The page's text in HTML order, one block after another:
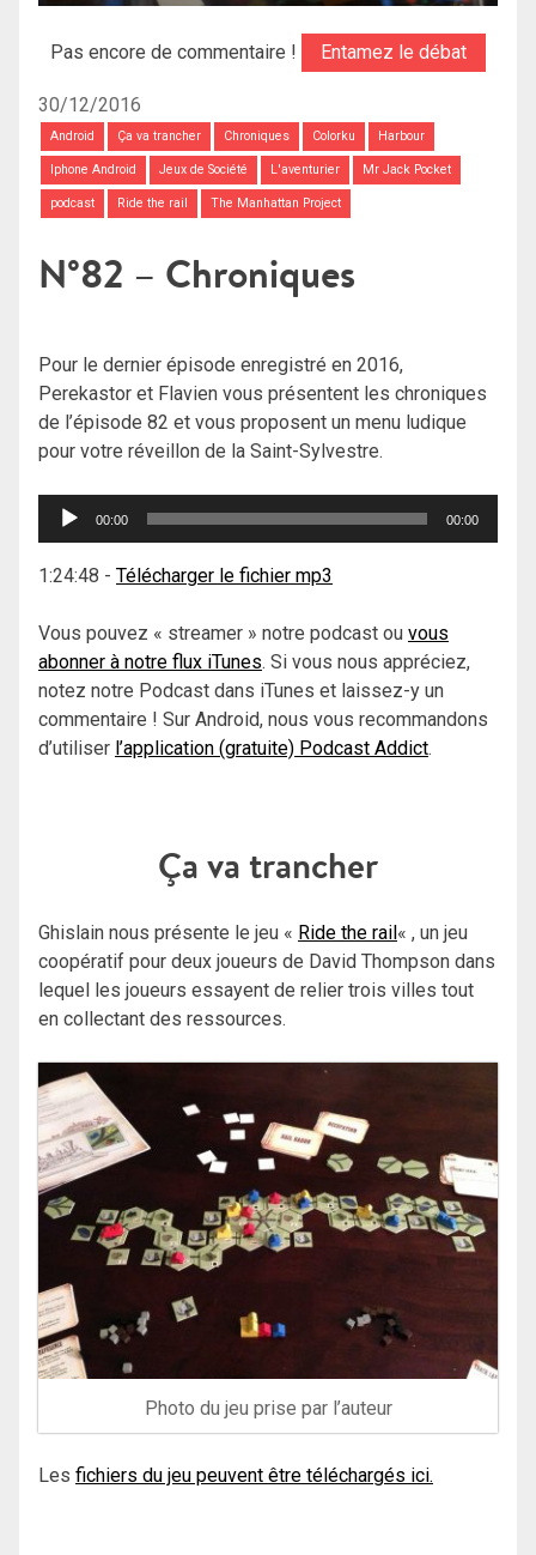
Pas encore de commentaire ! Entamez le débat
30/12/2016
Android Ça va trancher Chroniques Colorku Harbour
Iphone Android Jeux de Société L'aventurier Mr Jack Pocket
podcast Ride the rail The Manhattan Project
N°82 – Chroniques
Pour le dernier épisode enregistré en 2016,
Perekastor et Flavien vous présentent les chroniques
de l’épisode 82 et vous proposent un menu ludique
pour votre réveillon de la Saint-Sylvestre.
Lecteur
00:00 00:00
1:24:48 - Télécharger le fichier mp3
Vous pouvez « streamer » notre podcast ou vous
abonner à notre flux iTunes. Si vous nous appréciez,
notez notre Podcast dans iTunes et laissez-y un
commentaire ! Sur Android, nous vous recommandons
d’utiliser l’application (gratuite) Podcast Addict.
Ça va trancher
Ghislain nous présente le jeu « Ride the rail « , un jeu
coopératif pour deux joueurs de David Thompson dans
lequel les joueurs essayent de relier trois villes tout
en collectant des ressources.
Photo du jeu prise par l’auteur
Les fichiers du jeu peuvent être téléchargés ici.